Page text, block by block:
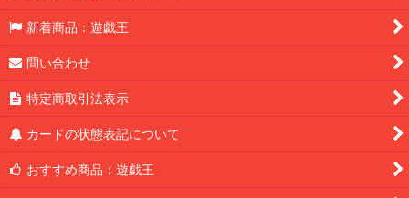
新着商品：遊戯王
問い合わせ
特定商取引法表示
カードの状態表記について
おすすめ商品：遊戯王